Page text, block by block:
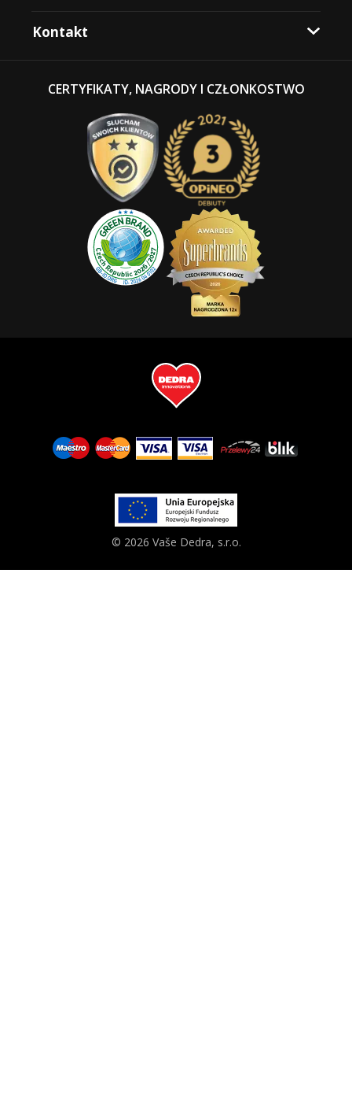
Kontakt
CERTYFIKATY, NAGRODY I CZŁONKOSTWO
© 2026 Vaše Dedra, s.r.o.